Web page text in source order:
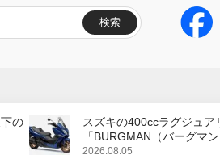
検索
の
スズキの400ccラグジュア
「BURGMAN（バーグマ
更し、8月18日に発売
2026.08.05